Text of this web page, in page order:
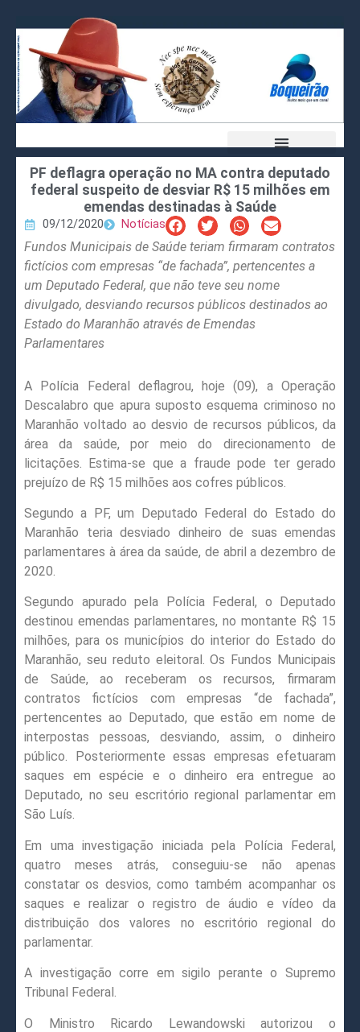
PF deflagra operação no MA contra deputado
federal suspeito de desviar R$ 15 milhões em
emendas destinadas à Saúde
09/12/2020 Notícias
Fundos Municipais de Saúde teriam firmaram contratos
fictícios com empresas “de fachada”, pertencentes a
um Deputado Federal, que não teve seu nome
divulgado, desviando recursos públicos destinados ao
Estado do Maranhão através de Emendas
Parlamentares
A Polícia Federal deflagrou, hoje (09), a Operação
Descalabro que apura suposto esquema criminoso no
Maranhão voltado ao desvio de recursos públicos, da
área da saúde, por meio do direcionamento de
licitações. Estima-se que a fraude pode ter gerado
prejuízo de R$ 15 milhões aos cofres públicos.
Segundo a PF, um Deputado Federal do Estado do
Maranhão teria desviado dinheiro de suas emendas
parlamentares à área da saúde, de abril a dezembro de
2020.
Segundo apurado pela Polícia Federal, o Deputado
destinou emendas parlamentares, no montante R$ 15
milhões, para os municípios do interior do Estado do
Maranhão, seu reduto eleitoral. Os Fundos Municipais
de Saúde, ao receberam os recursos, firmaram
contratos fictícios com empresas “de fachada”,
pertencentes ao Deputado, que estão em nome de
interpostas pessoas, desviando, assim, o dinheiro
público. Posteriormente essas empresas efetuaram
saques em espécie e o dinheiro era entregue ao
Deputado, no seu escritório regional parlamentar em
São Luís.
Em uma investigação iniciada pela Polícia Federal,
quatro meses atrás, conseguiu-se não apenas
constatar os desvios, como também acompanhar os
saques e realizar o registro de áudio e vídeo da
distribuição dos valores no escritório regional do
parlamentar.
A investigação corre em sigilo perante o Supremo
Tribunal Federal.
O Ministro Ricardo Lewandowski autorizou o